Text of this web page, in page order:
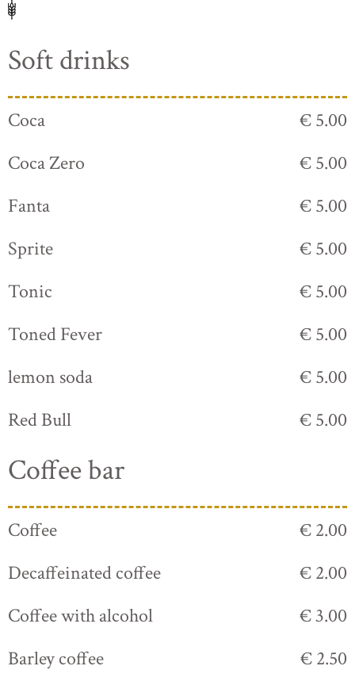
Soft drinks
Coca
€ 5.00
Coca Zero
€ 5.00
Fanta
€ 5.00
Sprite
€ 5.00
Tonic
€ 5.00
Toned Fever
€ 5.00
lemon soda
€ 5.00
Red Bull
€ 5.00
Coffee bar
Coffee
€ 2.00
Decaffeinated coffee
€ 2.00
Coffee with alcohol
€ 3.00
Barley coffee
€ 2.50